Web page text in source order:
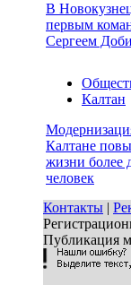
В
первым
Сергеем
Калтан
Калтане
жизни более
человек
Контакты |
Публикация